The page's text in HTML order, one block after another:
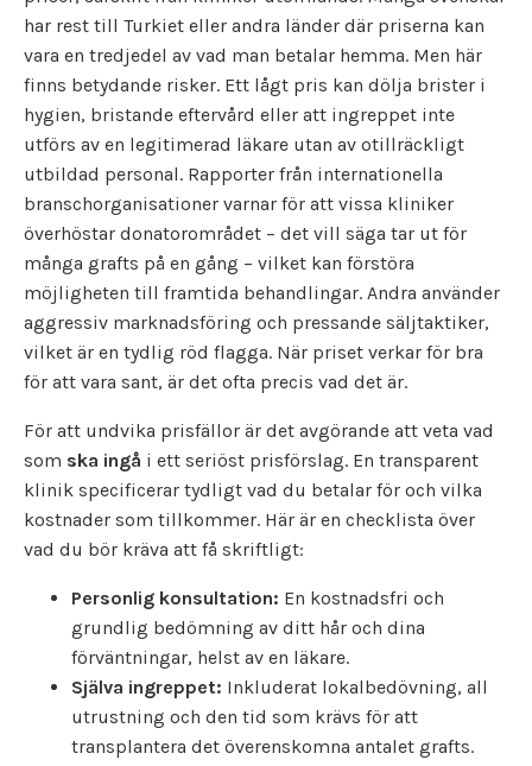
har rest till Turkiet eller andra länder där priserna kan
vara en tredjedel av vad man betalar hemma. Men här
finns betydande risker. Ett lågt pris kan dölja brister i
hygien, bristande eftervård eller att ingreppet inte
utförs av en legitimerad läkare utan av otillräckligt
utbildad personal. Rapporter från internationella
branschorganisationer varnar för att vissa kliniker
överhöstar donatorområdet – det vill säga tar ut för
många grafts på en gång – vilket kan förstöra
möjligheten till framtida behandlingar. Andra använder
aggressiv marknadsföring och pressande säljtaktiker,
vilket är en tydlig röd flagga. När priset verkar för bra
för att vara sant, är det ofta precis vad det är.
För att undvika prisfällor är det avgörande att veta vad
som ska ingå i ett seriöst prisförslag. En transparent
klinik specificerar tydligt vad du betalar för och vilka
kostnader som tillkommer. Här är en checklista över
vad du bör kräva att få skriftligt:
Personlig konsultation: En kostnadsfri och
grundlig bedömning av ditt hår och dina
förväntningar, helst av en läkare.
Själva ingreppet: Inkluderat lokalbedövning, all
utrustning och den tid som krävs för att
transplantera det överenskomna antalet grafts.